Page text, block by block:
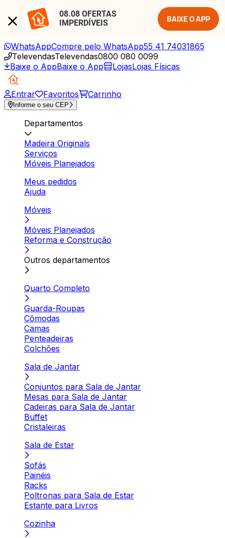
08.08 OFERTAS
IMPERDÍVEIS
BAIXE O APP
WhatsAppCompre pelo WhatsApp55 41 74031865
TelevendasTelevendas0800 080 0099
Baixe o AppBaixe o App LojasLojas Físicas
Entrar Favoritos Carrinho
Informe o seu CEP
Departamentos
Madeira Originals
Serviços
Móveis Planejados
Meus pedidos
Ajuda
Móveis
Móveis Planejados
Reforma e Construção
Outros departamentos
Quarto Completo
Guarda-Roupas
Cômodas
Camas
Penteadeiras
Colchões
Sala de Jantar
Conjuntos para Sala de Jantar
Mesas para Sala de Jantar
Cadeiras para Sala de Jantar
Buffet
Cristaleiras
Sala de Estar
Sofás
Painéis
Racks
Poltronas para Sala de Estar
Estante para Livros
Cozinha